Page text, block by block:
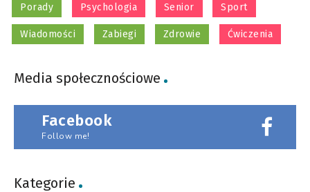
Porady Psychologia Senior Sport
Wiadomości Zabiegi Zdrowie Ćwiczenia
Media społecznościowe
Facebook
Follow me!
Kategorie